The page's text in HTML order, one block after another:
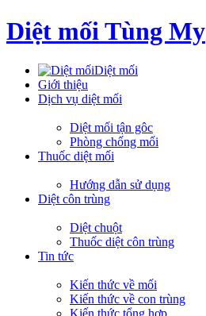
Diệt mối Tùng My
Diệt mối
Giới thiệu
Dịch vụ diệt mối
Diệt mối tận gôc
Phòng chống mối
Thuốc diệt mối
Hướng dẫn sử dụng
Diệt côn trùng
Diệt chuột
Thuốc diệt côn trùng
Tin tức
Kiến thức về mối
Kiến thức về con trùng
Kiến thức tổng hợp